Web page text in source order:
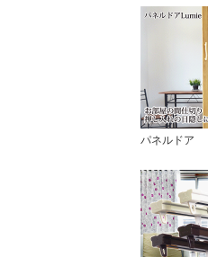
パネルドア